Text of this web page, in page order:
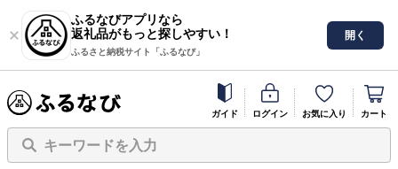
ふるなびアプリなら
返礼品がもっと探しやすい！
ふるさと納税サイト「ふるなび」
開く
ガイド ログイン お気に入り カート
キーワードを入力